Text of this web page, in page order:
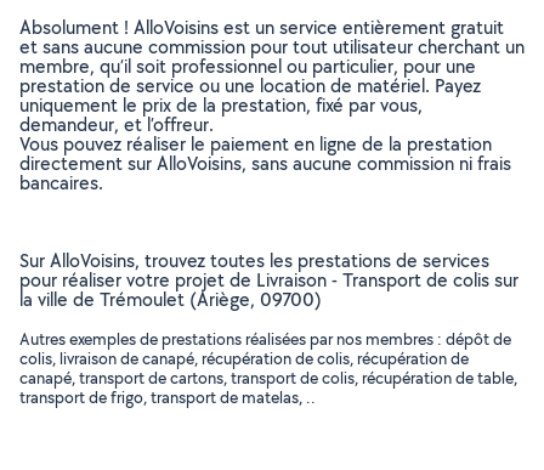
Absolument ! AlloVoisins est un service entièrement gratuit
et sans aucune commission pour tout utilisateur cherchant un
membre, qu’il soit professionnel ou particulier, pour une
prestation de service ou une location de matériel. Payez
uniquement le prix de la prestation, fixé par vous,
demandeur, et l’offreur.
Vous pouvez réaliser le paiement en ligne de la prestation
directement sur AlloVoisins, sans aucune commission ni frais
bancaires.
Sur AlloVoisins, trouvez toutes les prestations de services
pour réaliser votre projet de Livraison - Transport de colis sur
la ville de Trémoulet (Ariège, 09700)
Autres exemples de prestations réalisées par nos membres : dépôt de
colis, livraison de canapé, récupération de colis, récupération de
canapé, transport de cartons, transport de colis, récupération de table,
transport de frigo, transport de matelas, ..